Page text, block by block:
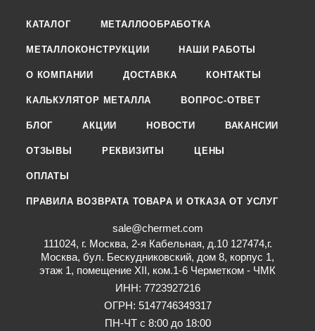
КАТАЛОГ МЕТАЛЛООБРАБОТКА
МЕТАЛЛОКОНСТРУКЦИИ НАШИ РАБОТЫ
О КОМПАНИИ ДОСТАВКА КОНТАКТЫ
КАЛЬКУЛЯТОР МЕТАЛЛА ВОПРОС-ОТВЕТ
БЛОГ АКЦИИ НОВОСТИ ВАКАНСИИ
ОТЗЫВЫ РЕКВИЗИТЫ ЦЕНЫ
ОПЛАТЫ
ПРАВИЛА ВОЗВРАТА ТОВАРА И ОТКАЗА ОТ УСЛУГ
sale@chermet.com
111024, г. Москва, 2-я Кабельная, д.10 127474,г.
Москва, бул. Бескудниковский, дом 8, корпус 1,
этаж 1, помещение XII, ком.1-6 Черметком - ЧМК
ИНН: 7723927216
ОГРН: 5147746349317
ПН-ЧТ с 8:00 до 18:00